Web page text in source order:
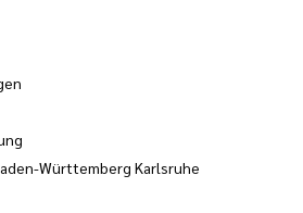
Württemberg Karlsruhe